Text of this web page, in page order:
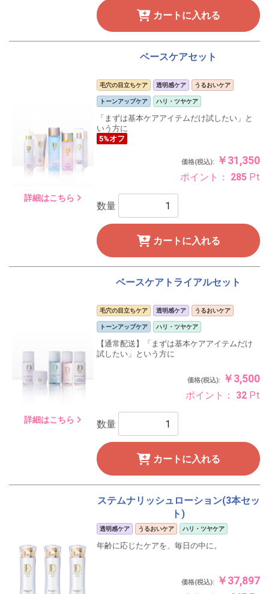
カートに入れる
詳細はこちら
ベースケアセット
毛穴の目立ちケア 透明感ケア うるおいケア
トーンアップケア ハリ・ツヤケア
「まずは基本ケアアイテムだけ試したい」と
いう方に
5%オフ
価格(税込):￥31,350
ポイント： 285Pt
数量
カートに入れる
詳細はこちら
ベースケアトライアルセット
毛穴の目立ちケア 透明感ケア うるおいケア
トーンアップケア ハリ・ツヤケア
【通常配送】「まずは基本ケアアイテムだけ
試したい」という方に
価格(税込):￥3,500
ポイント： 32Pt
数量
カートに入れる
ステムナリッシュローション(3本セッ
ト)
透明感ケア うるおいケア ハリ・ツヤケア
年齢に応じたケアを、毎日の中に。
価格(税込):￥37,897